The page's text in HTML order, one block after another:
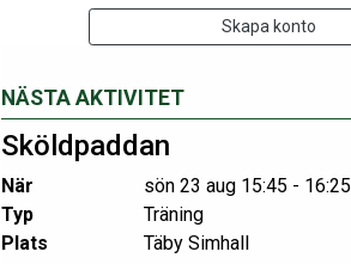
NÄSTA AKTIVITET
Sköldpaddan
När
sön 23 aug 15:45 - 16:25
Typ
Träning
Plats
Täby Simhall
Skapa konto